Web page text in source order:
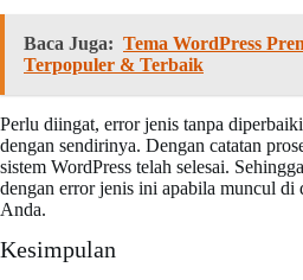
Baca Juga: Tema WordPress
Terpopuler & Terbaik
Perlu diingat, error jenis tanpa
dengan sendirinya. Dengan catatan
sistem WordPress telah selesai.
dengan error jenis ini apabila muncul di
Anda.
Kesimpulan